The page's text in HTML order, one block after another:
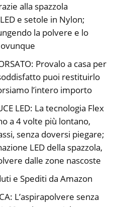
alla spazzola
e setole in Nylon;
la polvere e lo
Provalo a casa per
puoi restituirlo
l’intero importo
LED: La tecnologia Flex
a 4 volte più lontano,
senza doversi piegare;
LED della spazzola,
dalle zone nascoste
e Spediti da Amazon
L’aspirapolvere senza